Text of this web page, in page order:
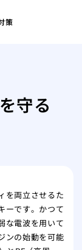
策
電
時
特
金
守る
を両立させるた
ーです。かつて
な電波を用いて
ンの始動を可能